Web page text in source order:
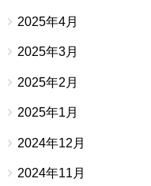
2025年4月
2025年3月
2025年2月
2025年1月
2024年12月
2024年11月